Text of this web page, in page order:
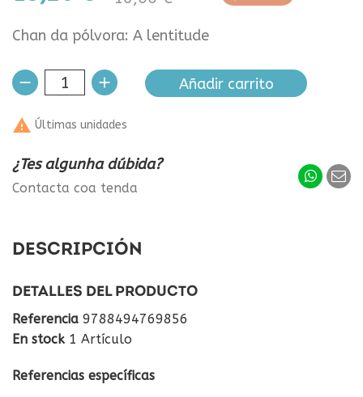
Chan da pólvora: A lentitude
Añadir carrito
 Últimas unidades
¿Tes algunha dúbida?
Contacta coa tenda
DESCRIPCIÓN
DETALLES DEL PRODUCTO
Referencia 9788494769856
En stock 1 Artículo
Referencias específicas